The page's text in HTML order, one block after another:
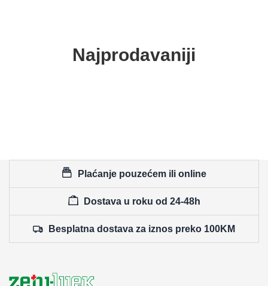
Najprodavaniji
Plaćanje pouzećem ili online
Dostava u roku od 24-48h
Besplatna dostava za iznos preko 100KM